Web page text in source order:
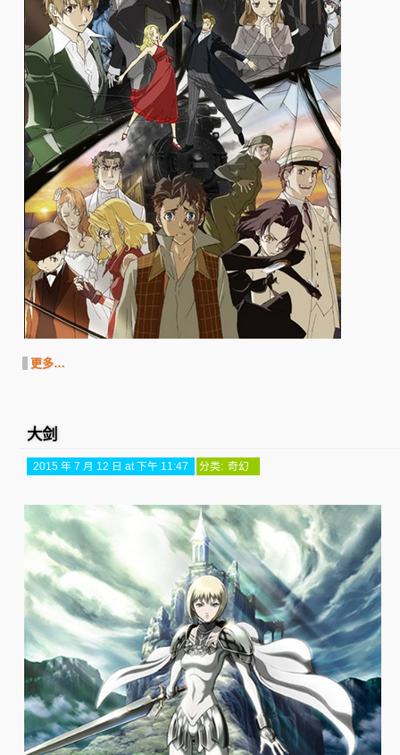
更多…
大剑
2015 年 7 月 12 日 at 下午 11:47 分类: 奇幻